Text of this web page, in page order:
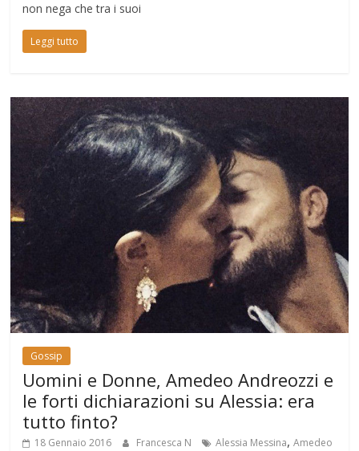
non nega che tra i suoi
Leggi tutto
Gossip
Uomini e Donne, Amedeo Andreozzi e
le forti dichiarazioni su Alessia: era
tutto finto?
18 Gennaio 2016 Francesca N Alessia Messina,Amedeo